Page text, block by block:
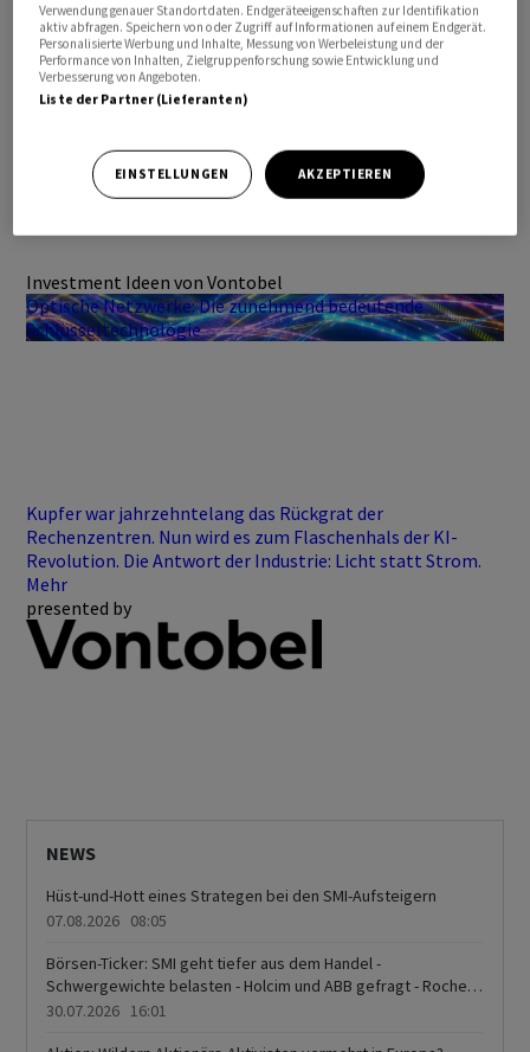
Investment Ideen von Vontobel
Optische Netzwerke: Die zunehmend bedeutende
Schlüsseltechnologie
Kupfer war jahrzehntelang das Rückgrat der
Rechenzentren. Nun wird es zum Flaschenhals der KI-
Revolution. Die Antwort der Industrie: Licht statt Strom.
Mehr
presented by
NEWS
Hüst-und-Hott eines Strategen bei den SMI-Aufsteigern
07.08.2026 08:05
Börsen-Ticker: SMI geht tiefer aus dem Handel -
Schwergewichte belasten - Holcim und ABB gefragt - Roche
und Novartis belasten - Perrot Duval im Höhenrausch
30.07.2026 16:01
Verwendung genauer Standortdaten. Endgeräteeigenschaften zur Identifikation
aktiv abfragen. Speichern von oder Zugriff auf Informationen auf einem Endgerät.
Personalisierte Werbung und Inhalte, Messung von Werbeleistung und der
Performance von Inhalten, Zielgruppenforschung sowie Entwicklung und
Verbesserung von Angeboten.
Liste der Partner (Lieferanten)
EINSTELLUNGEN AKZEPTIEREN